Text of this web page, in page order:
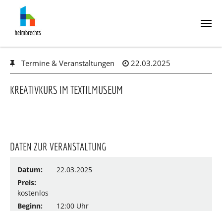
main
content
Termine & Veranstaltungen 22.03.2025
KREATIVKURS IM TEXTILMUSEUM
DATEN ZUR VERANSTALTUNG
Datum:
22.03.2025
Preis:
kostenlos
Beginn:
12:00 Uhr